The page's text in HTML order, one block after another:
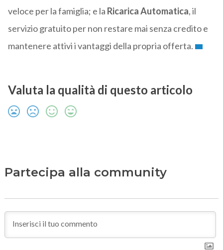
veloce per la famiglia; e la Ricarica Automatica, il
servizio gratuito per non restare mai senza credito e
mantenere attivi i vantaggi della propria offerta.
Valuta la qualità di questo articolo
Partecipa alla community